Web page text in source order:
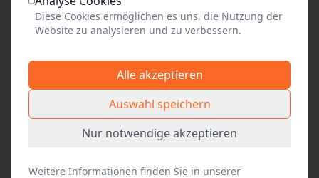
Tickets
05
Hansekai | Anleger MS Hanse, MS Hansa, MS
Diese Cookies ermöglichen es uns, die Nutzung der
Website zu analysieren und zu verbessern.
Alle akzeptieren
Auswahl speichern
Nur notwendige akzeptieren
Weitere Informationen finden Sie in unserer